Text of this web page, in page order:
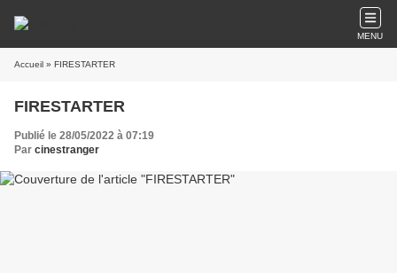
MENU
Accueil » FIRESTARTER
FIRESTARTER
Publié le 28/05/2022 à 07:19
Par cinestranger